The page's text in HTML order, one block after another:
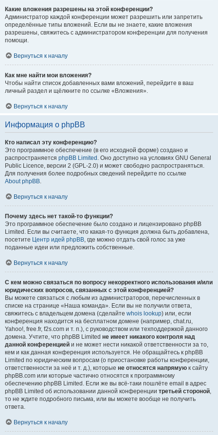
Какие вложения разрешены на этой конференции?
Администратор каждой конференции может разрешить или запретить
определённые типы вложений. Если вы не знаете, какие вложения
разрешены, свяжитесь с администратором конференции для получения
помощи.
Вернуться к началу
Как мне найти мои вложения?
Чтобы найти список добавленных вами вложений, перейдите в ваш
личный раздел и щёлкните по ссылке «Вложения».
Вернуться к началу
Информация о phpBB
Кто написал эту конференцию?
Это программное обеспечение (в его исходной форме) создано и
распространяется phpBB Limited . Оно доступно на условиях GNU General
Public Licence, версии 2 (GPL-2.0) и может свободно распространяться.
Для получения более подробных сведений перейдите по ссылке
About phpBB.
Вернуться к началу
Почему здесь нет такой-то функции?
Это программное обеспечение было создано и лицензировано phpBB
Limited. Если вы считаете, что какая-то функция должна быть добавлена,
посетите Центр идей phpBB, где можно отдать свой голос за уже
поданные идеи или предложить собственные.
Вернуться к началу
С кем можно связаться по вопросу некорректного использования и/или
юридических вопросов, связанных с этой конференцией?
Вы можете связаться с любым из администраторов, перечисленных в
списке на странице «Наша команда». Если вы не получили ответа,
свяжитесь с владельцем домена (сделайте whois lookup) или, если
конференция находится на бесплатном домене (например, chat.ru,
Yahoo!, free.fr, f2s.com и т. п.), с руководством или техподдержкой данного
домена. Учтите, что phpBB Limited не имеет никакого контроля над
данной конференцией и не может нести никакой ответственности за то,
кем и как данная конференция используется. Не обращайтесь к phpBB
Limited по юридическим вопросам (о приостановке работы конференции,
ответственности за неё и т. д.), которые не относятся напрямую к сайту
phpBB.com или которые частично относятся к программному
обеспечению phpBB Limited. Если же вы всё-таки пошлёте email в адрес
phpBB Limited об использовании данной конференции третьей стороной,
то не ждите подробного письма, или вы можете вообще не получить
ответа.
Вернуться к началу